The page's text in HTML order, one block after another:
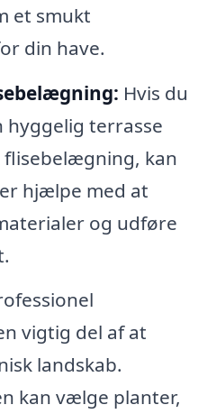
et smukt
din have.
Hvis du
hyggelig terrasse
kan
hjælpe med at
og udføre
vigtig del af at
landskab.
kan vælge planter,